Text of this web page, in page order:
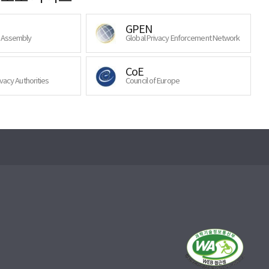
GPEN
Global Privacy Enforcement Network
Authorities
CoE
Council of Europe